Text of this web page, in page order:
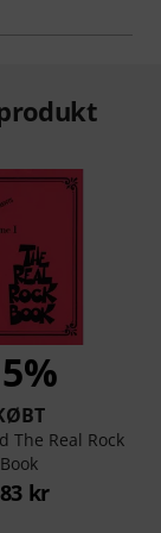
The Real Rock
Book
kr